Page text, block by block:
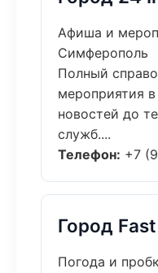
Афиша и
Симферополь
Полный
мероприятия
новостей до
служб....
Телефон: +7
Город
Погода и